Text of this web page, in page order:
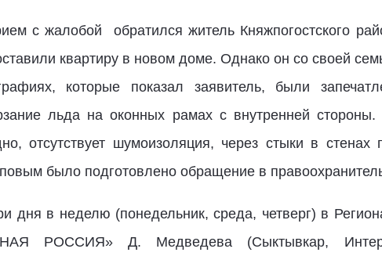
с жалобой обратился житель Княжпогостского
квартиру в новом доме. Однако он со своей
которые показал заявитель, были
льда на оконных рамах с внутренней
отсутствует шумоизоляция, через стыки в
было подготовлено обращение в
дня в неделю (понедельник, среда, четверг) в
РОССИЯ» Д. Медведева (Сыктывкар,